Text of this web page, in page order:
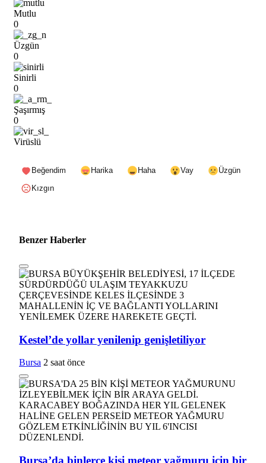
Mutlu
0
Üzgün
0
Sinirli
0
Şaşırmış
0
Virüslü
Beğendim Harika Haha Vay
Üzgün
Kızgın
Benzer Haberler
Kestel’de yollar yenilenip genişletiliyor
Bursa 2 saat önce
Bursa’da binlerce kişi meteor yağmuru için bir